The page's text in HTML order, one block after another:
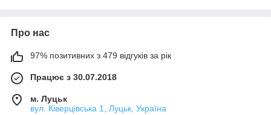
Про нас
97% позитивних з 479 відгуків за рік
Працює з 30.07.2018
м. Луцьк
вул. Ківерцівська 1, Луцьк, Україна